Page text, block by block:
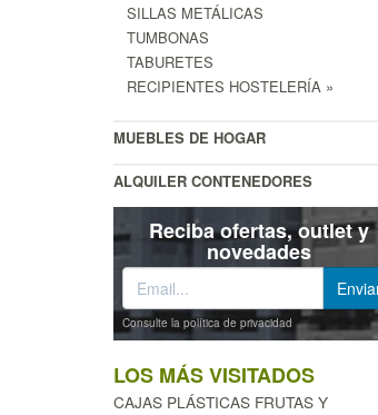
SILLAS METÁLICAS
TUMBONAS
TABURETES
RECIPIENTES HOSTELERÍA »
MUEBLES DE HOGAR
ALQUILER CONTENEDORES
Reciba ofertas, outlet y
novedades
Consulte la política de privacidad
LOS MÁS VISITADOS
CAJAS PLÁSTICAS FRUTAS Y